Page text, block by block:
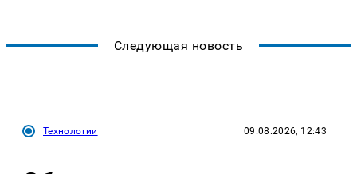
Следующая новость
Технологии 09.08.2026, 12:43